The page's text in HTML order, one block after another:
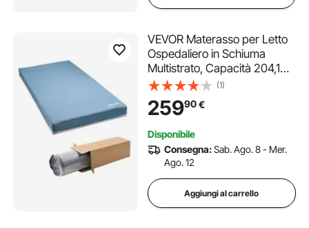
VEVOR Materasso per Letto
Ospedaliero in Schiuma
Multistrato, Capacità 204,1
kg, con Ridistribuzione della
Pressione, Impermeabile per
Case di Cura e Assistenza
mm
(1)
25990€
Disponibile
Consegna:Sab. Ago. 8 - Mer.
Ago. 12
Aggiungi al carrello